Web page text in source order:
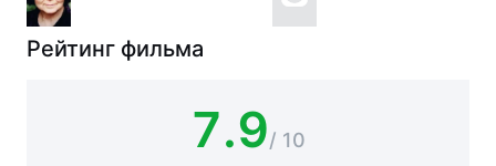
Рейтинг фильма
7.9/ 10